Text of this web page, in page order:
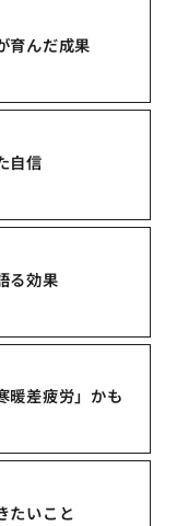
育んだ成果
自信
る効果
暖差疲労」かも
たいこと